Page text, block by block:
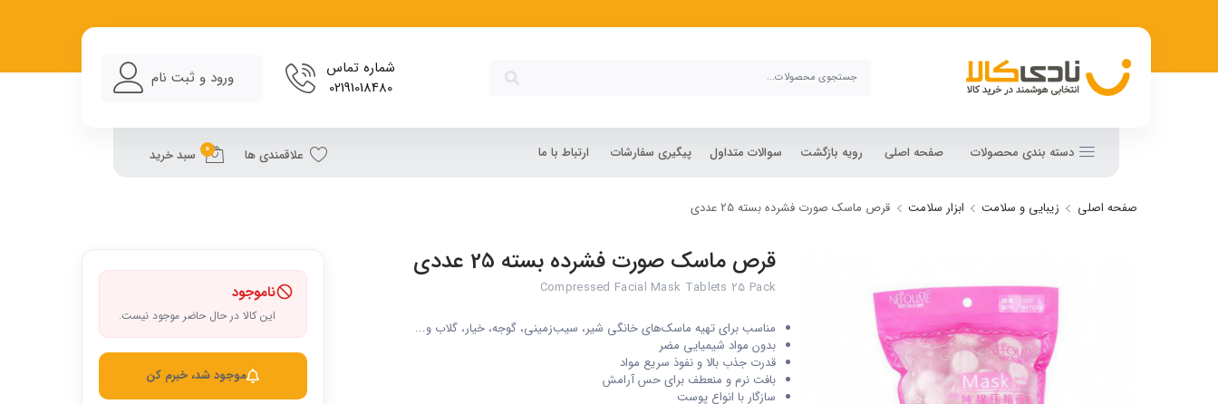
شماره تماس
02191018480
ورود و ثبت نام
دسته بندی محصولات صفحه اصلی رویه بازگشت سوالات متداول پیگیری سفارشات ارتباط با ما علاقمندی ها 0 سبد خرید
صفحه اصلی زیبایی و سلامت ابزار سلامت قرص ماسک صورت فشرده بسته 25 عددی
قرص ماسک صورت فشرده بسته 25 عددی
Compressed Facial Mask Tablets 25 Pack
مناسب برای تهیه ماسک‌های خانگی شیر، سیب‌زمینی، گوجه، خیار، گلاب و...
بدون مواد شیمیایی مضر
قدرت جذب بالا و نفوذ سریع مواد
بافت نرم و منعطف برای حس آرامش
سازگار با انواع پوست
ناموجود
این کالا در حال حاضر موجود نیست.
موجود شد، خبرم کن